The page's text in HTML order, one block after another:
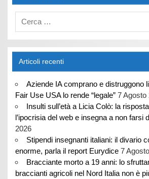
Articoli recenti
Aziende IA comprano e distruggono
Fair Use USA lo rende “legale” 7 Agosto
Insulti sull’età a Licia Colò: la
l’ipocrisia del web e insegna a non farsi
2026
Stipendi insegnanti italiani: il divario
enorme, parla il report Eurydice 7
Bracciante morto a 19 anni: lo
braccianti agricoli nel Nord Italia non è